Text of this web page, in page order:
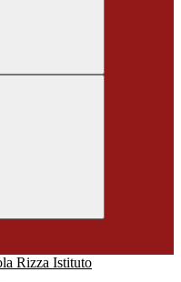
Istituto